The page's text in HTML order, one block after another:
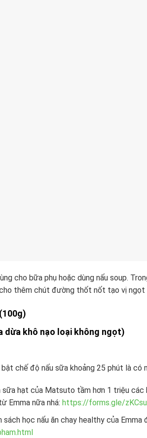
cho bữa phụ hoặc dùng nấu soup.
thêm chút đường thốt nốt tạo vị
dừa khô nạo loại không ngọt)
chế độ nấu sữa khoảng 25 phút là có
sữa hạt của Matsuto tầm hơn 1 triệu các
Emma nữa nhá: https://forms.gle/
sách học nấu ăn chay healthy của